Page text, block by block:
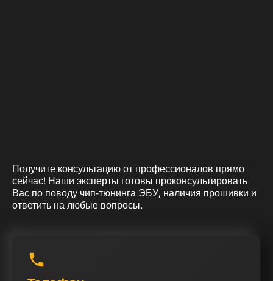
Получите консультацию от профессионалов прямо
сейчас! Наши эксперты готовы проконсультировать
Вас по поводу чип-тюнинга ЭБУ, наличия прошивки и
ответить на любые вопросы.